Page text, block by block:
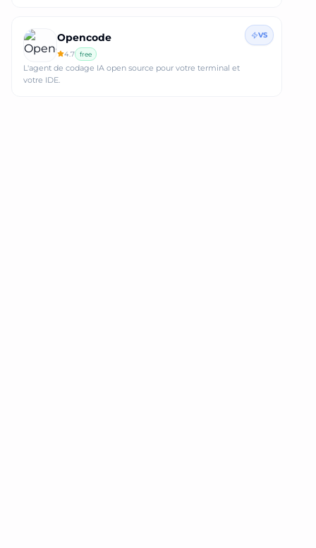
Opencode
4.7 free
L'agent de codage IA open source pour votre terminal et
votre IDE.
VS